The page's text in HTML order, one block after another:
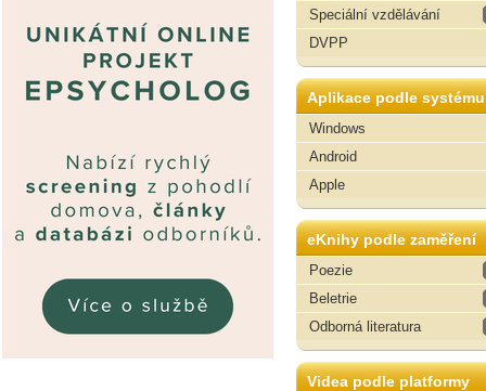
Speciální vzdělávání
DVPP
Aplikace podle systému
Windows
Android
Apple
eKnihy podle zaměření
Poezie
Beletrie
Odborná literatura
Videa podle platformy